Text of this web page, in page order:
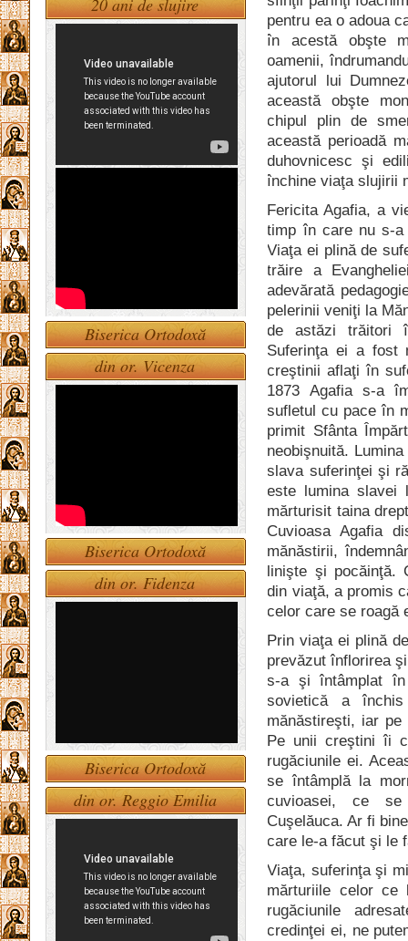
pentru ea o adoua
în acestă obşte
oamenii,
ajutorul lui
această obşte
chipul plin de
această perioadă
duhovnicesc şi
închine viaţa slujirii
Fericita Agafia, a
timp în care nu s-a
Viaţa ei plină de
trăire a
adevărată
pelerinii veniţi la
de astăzi trăitori
Suferinţa ei a fost
creştinii aflaţi în
1873 Agafia s-a
sufletul cu pace în
primit Sfânta
neobişnuită.
slava suferinţei şi
este lumina slavei
mărturisit taina
Cuvioasa Agafia
mănăstirii,
linişte şi pocăinţă.
din viaţă, a promis
celor care se roagă
Prin viaţa ei plină
prevăzut înflorirea
s-a şi întâmplat în
sovietică a închis
mănăstireşti, iar
Pe unii creştini îi
rugăciunile ei.
se întâmplă la
cuvioasei, ce
Cuşelăuca. Ar fi
care le-a făcut şi le
Viaţa, suferinţa şi
mărturiile celor
rugăciunile
credinţei ei, ne
20 ani de slujire
Biserica Ortodoxă
din or. Vicenza
Biserica Ortodoxă
din or. Fidenza
Biserica Ortodoxă
din or. Reggio Emilia